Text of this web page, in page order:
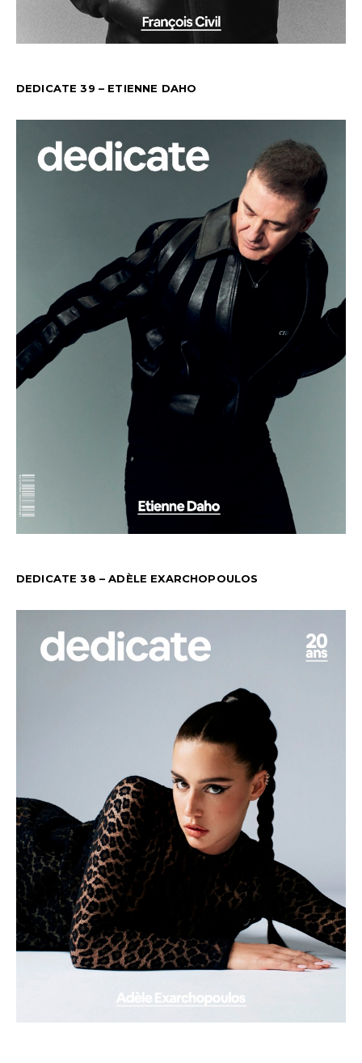
DEDICATE 39 – ETIENNE DAHO
DEDICATE 38 – ADÈLE EXARCHOPOULOS